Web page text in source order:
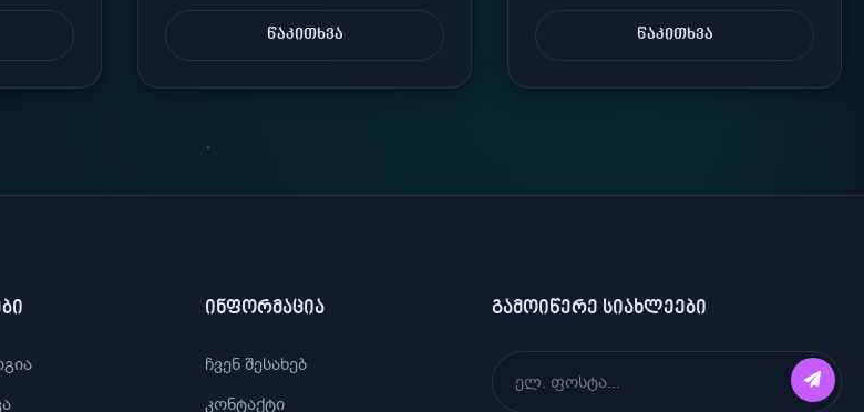
ᲬᲐᲙᲘᲗᲮᲕᲐ ᲬᲐᲙᲘᲗᲮᲕᲐ
ᲘᲜᲤᲝᲠᲛᲐᲪᲘᲐ
ჩვენ შესახებ
კონტაქტი
ᲒᲐᲛᲝᲘᲬᲔᲠᲔ ᲡᲘᲐᲮᲚᲔᲔᲑᲘ